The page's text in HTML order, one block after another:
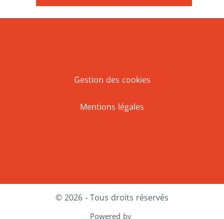
Gestion des cookies
Mentions légales
© 2026 - Tous droits réservés
Powered by